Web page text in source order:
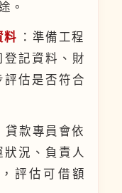
。
料 ：準備工程
登記資料、財
估是否符合
貸款專員會依
況、負責人
評估可借額